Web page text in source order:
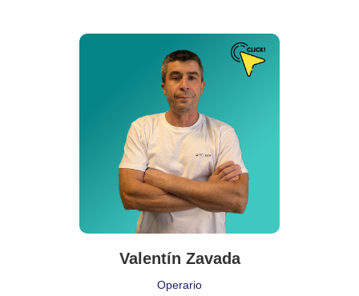
Valentín Zavada
Operario
Puesto de Trabajo
Operario
Delegación:
SEM
Cita:
❝ Ser una persona 'extraordinaria' es dar siempre el extra ❞